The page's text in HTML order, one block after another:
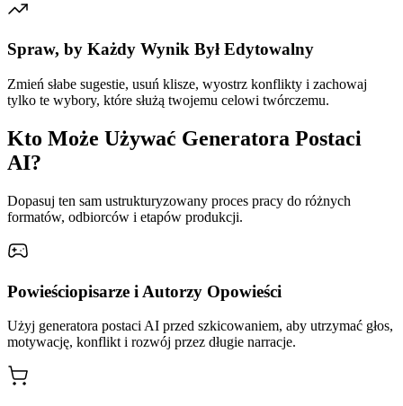
Spraw, by Każdy Wynik Był Edytowalny
Zmień słabe sugestie, usuń klisze, wyostrz konflikty i zachowaj
tylko te wybory, które służą twojemu celowi twórczemu.
Kto Może Używać Generatora Postaci
AI?
Dopasuj ten sam ustrukturyzowany proces pracy do różnych
formatów, odbiorców i etapów produkcji.
Powieściopisarze i Autorzy Opowieści
Użyj generatora postaci AI przed szkicowaniem, aby utrzymać głos,
motywację, konflikt i rozwój przez długie narracje.